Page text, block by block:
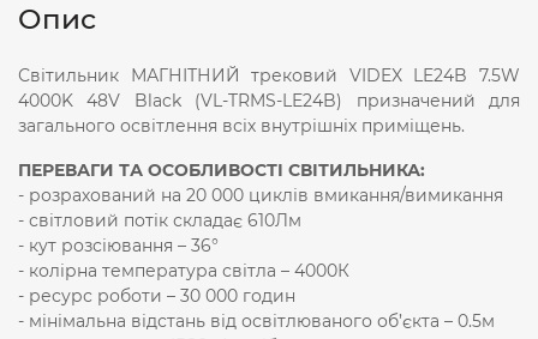
Опис
Світильник МАГНІТНИЙ трековий VIDEX LE24B 7.5W
4000K 48V Black (VL-TRMS-LE24B) призначений для
загального освітлення всіх внутрішніх приміщень.
ПЕРЕВАГИ ТА ОСОБЛИВОСТІ СВІТИЛЬНИКА:
- розрахований на 20 000 циклів вмикання/вимикання
- світловий потік складає 610Лм
- кут розсіювання – 36°
- колірна температура світла – 4000К
- ресурс роботи – 30 000 годин
- мінімальна відстань від освітлюваного об’єкта – 0.5м